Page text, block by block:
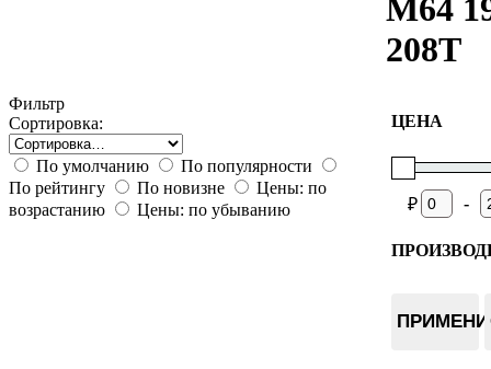
M64
208T
Фильтр
Сортировка:
По умолчанию
По популярности
По рейтингу
По новизне
Цены: по
возрастанию
Цены: по убыванию
ЦЕНА
₽ -